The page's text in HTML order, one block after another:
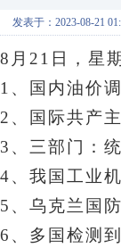
发表于：2023-08-21
8月21日，星
1、国内油价
2、国际共产
3、 三部门：
4、我国工业
5、乌克兰国
6、多国检测